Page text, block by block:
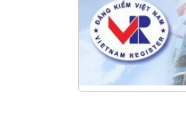
Hội nghị tổng kết
2025 và triển khai
2026 do chi hội tàu
Long
NANIBI khai trương
Ninh Bình & kỷ